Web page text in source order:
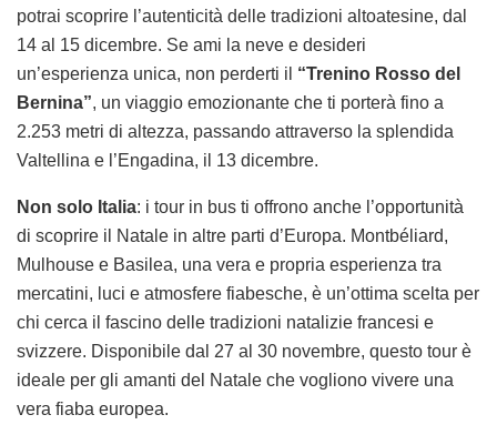
potrai scoprire l’autenticità delle tradizioni altoatesine, dal
14 al 15 dicembre. Se ami la neve e desideri
un’esperienza unica, non perderti il “Trenino Rosso del
Bernina”, un viaggio emozionante che ti porterà fino a
2.253 metri di altezza, passando attraverso la splendida
Valtellina e l’Engadina, il 13 dicembre.
Non solo Italia: i tour in bus ti offrono anche l’opportunità
di scoprire il Natale in altre parti d’Europa. Montbéliard,
Mulhouse e Basilea, una vera e propria esperienza tra
mercatini, luci e atmosfere fiabesche, è un’ottima scelta per
chi cerca il fascino delle tradizioni natalizie francesi e
svizzere. Disponibile dal 27 al 30 novembre, questo tour è
ideale per gli amanti del Natale che vogliono vivere una
vera fiaba europea.